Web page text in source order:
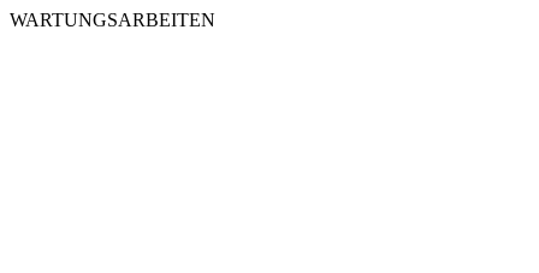
WARTUNGSARBEITEN